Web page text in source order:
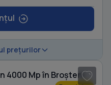
prețurilor
4000 Mp în Broșteni